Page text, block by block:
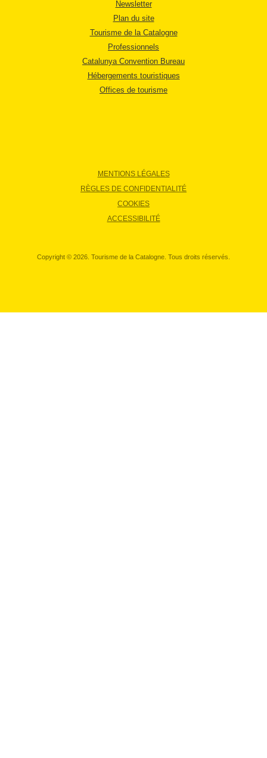
Newsletter
Plan du site
Tourisme de la Catalogne
Professionnels
Catalunya Convention Bureau
Hébergements touristiques
Offices de tourisme
MENTIONS LÉGALES
RÈGLES DE CONFIDENTIALITÉ
COOKIES
ACCESSIBILITÉ
Copyright © 2026. Tourisme de la Catalogne. Tous droits réservés.